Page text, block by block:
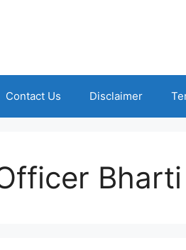
Contact Us Disclaimer